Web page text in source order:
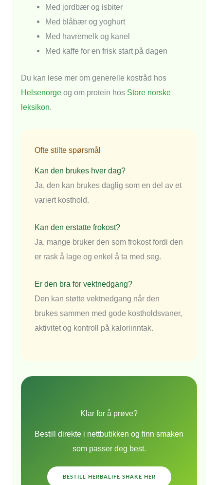
Med jordbær og isbiter
Med blåbær og yoghurt
Med havremelk og kanel
Med kaffe for en frisk start på dagen
Du kan lese mer om generelle kostråd hos
Helsenorge og om protein hos Store norske
leksikon.
Ofte stilte spørsmål
Kan den brukes hver dag?
Ja, den kan brukes daglig som en del av et
variert kosthold.
Kan den erstatte frokost?
Ja, mange bruker den som frokost fordi den
er rask å lage og enkel å ta med seg.
Er den bra for vektnedgang?
Den kan støtte vektnedgang når den
brukes sammen med gode kostholdsvaner,
aktivitet og kontroll på kaloriinntak.
Klar for å prøve?
Bestill direkte i nettbutikken og finn smaken
som passer deg best.
BESTILL HERBALIFE SHAKE HER